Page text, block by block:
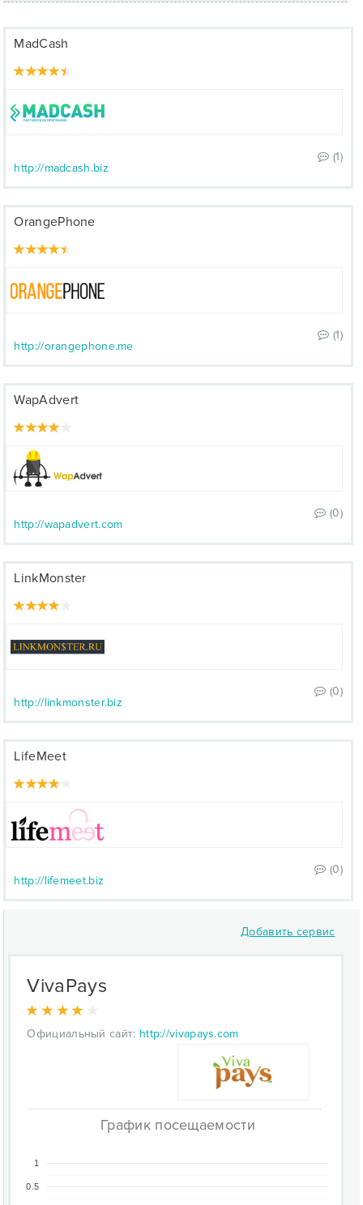
MadCash
(1)
http://madcash.biz
OrangePhone
(1)
http://orangephone.me
WapAdvert
(0)
http://wapadvert.com
LinkMonster
(0)
http://linkmonster.biz
LifeMeet
(0)
http://lifemeet.biz
Добавить сервис
VivaPays
Официальный сайт: http://vivapays.com
График посещаемости
0.5
1